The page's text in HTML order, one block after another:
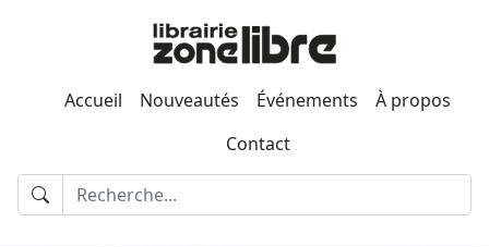
Accueil Nouveautés Événements
À propos
Contact